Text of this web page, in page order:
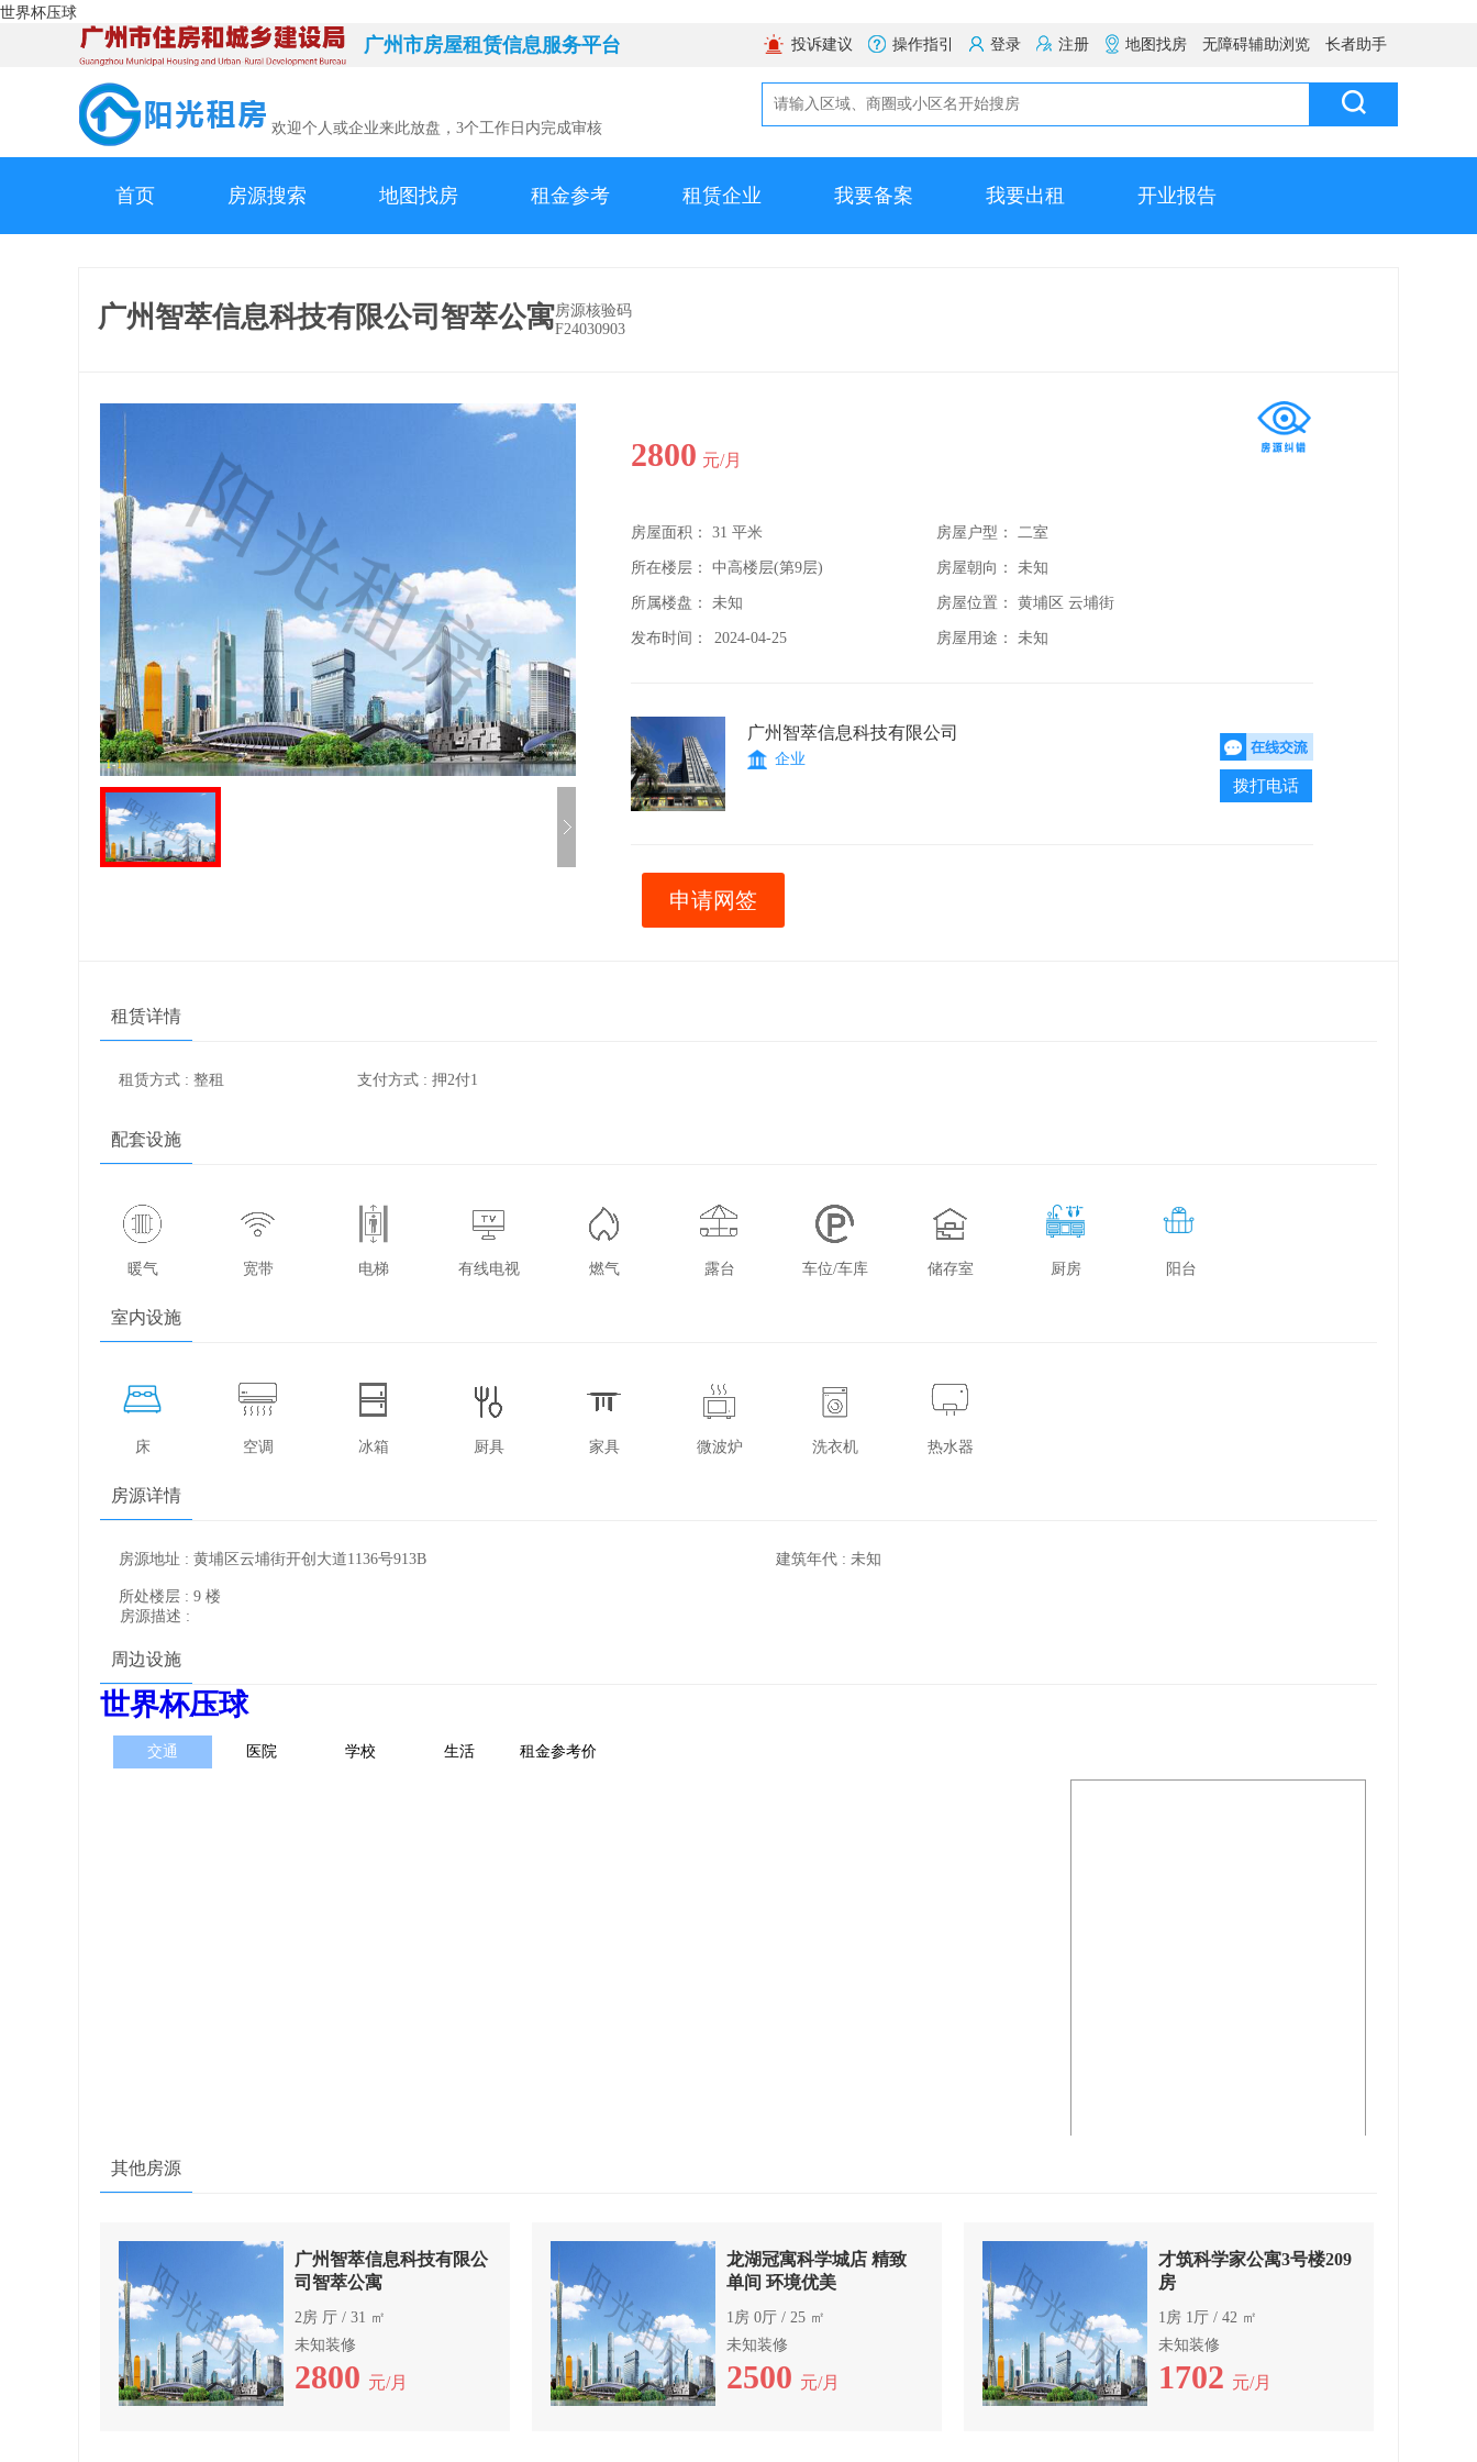
世界杯压球
广州市房屋租赁信息服务平台
投诉建议 操作指引 登录 注册 地图找房 无障碍辅助浏览 长者助手
欢迎个人或企业来此放盘，3个工作日内完成审核
首页 房源搜索 地图找房 租金参考 租赁企业 我要备案 我要出租 开业报告
广州智萃信息科技有限公司智萃公寓房源核验码
F24030903
1-1
2800 元/月
房屋面积： 31 平米 房屋户型： 二室
所在楼层： 中高楼层(第9层) 房屋朝向： 未知
所属楼盘： 未知 房屋位置： 黄埔区 云埔街
发布时间： 2024-04-25 房屋用途： 未知
广州智萃信息科技有限公司
企业
拨打电话
申请网签
租赁详情
租赁方式 : 整租 支付方式 : 押2付1
配套设施
暖气 宽带 电梯 有线电视 燃气 露台 车位/车库 储存室 厨房 阳台
室内设施
床 空调 冰箱 厨具 家具 微波炉 洗衣机 热水器
房源详情
房源地址 : 黄埔区云埔街开创大道1136号913B 建筑年代 : 未知
所处楼层 : 9 楼
房源描述 :
周边设施
其他房源
广州智萃信息科技有限公
司智萃公寓
2房 厅 / 31 ㎡
未知装修
2800 元/月
龙湖冠寓科学城店 精致
单间 环境优美
1房 0厅 / 25 ㎡
未知装修
2500 元/月
才筑科学家公寓3号楼209
房
1房 1厅 / 42 ㎡
未知装修
1702 元/月